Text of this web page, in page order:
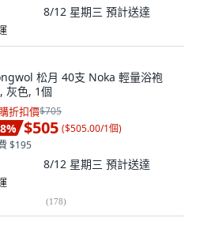
8/12 星期三 預計送達
松月 40支 Noka 輕量浴袍
灰色, 1個
折扣價$705
% $505 ($505.00/1個)
$195
8/12 星期三 預計送達
(178)